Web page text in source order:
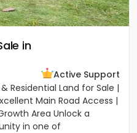
in
Active Support
Residential Land for Sale |
Main Road Access |
Area Unlock a
in one of